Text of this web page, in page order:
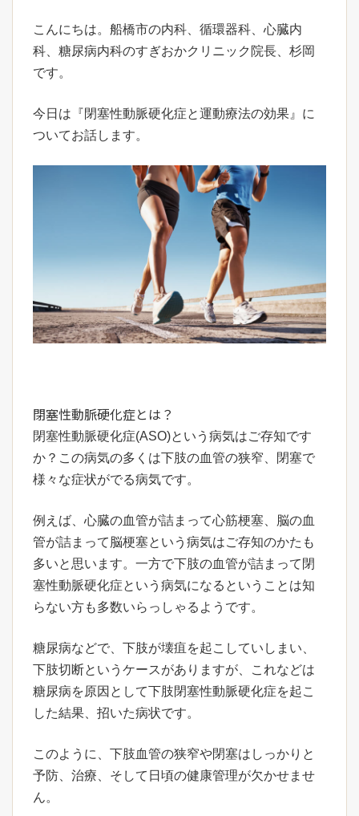
こんにちは。船橋市の内科、循環器科、心臓内
科、糖尿病内科のすぎおかクリニック院長、杉岡
です。
今日は『閉塞性動脈硬化症と運動療法の効果』に
ついてお話します。
閉塞性動脈硬化症とは？
閉塞性動脈硬化症(ASO)という病気はご存知です
か？この病気の多くは下肢の血管の狭窄、閉塞で
様々な症状がでる病気です。
例えば、心臓の血管が詰まって心筋梗塞、脳の血
管が詰まって脳梗塞という病気はご存知のかたも
多いと思います。一方で下肢の血管が詰まって閉
塞性動脈硬化症という病気になるということは知
らない方も多数いらっしゃるようです。
糖尿病などで、下肢が壊疽を起こしていしまい、
下肢切断というケースがありますが、これなどは
糖尿病を原因として下肢閉塞性動脈硬化症を起こ
した結果、招いた病状です。
このように、下肢血管の狭窄や閉塞はしっかりと
予防、治療、そして日頃の健康管理が欠かせませ
ん。